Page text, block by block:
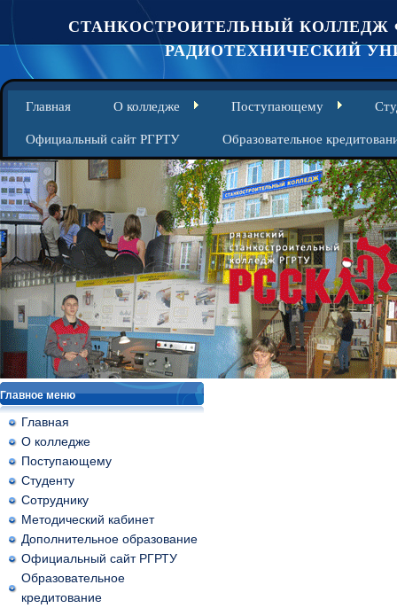
СТАНКОСТРОИТЕЛЬНЫЙ КОЛЛЕДЖ
РАДИОТЕХНИЧЕСКИЙ
Главная О колледже Поступающему
Официальный сайт РГРТУ Образовательное
Главное меню
Главная
О колледже
Поступающему
Студенту
Сотруднику
Методический кабинет
Дополнительное образование
Официальный сайт РГРТУ
Образовательное
кредитование